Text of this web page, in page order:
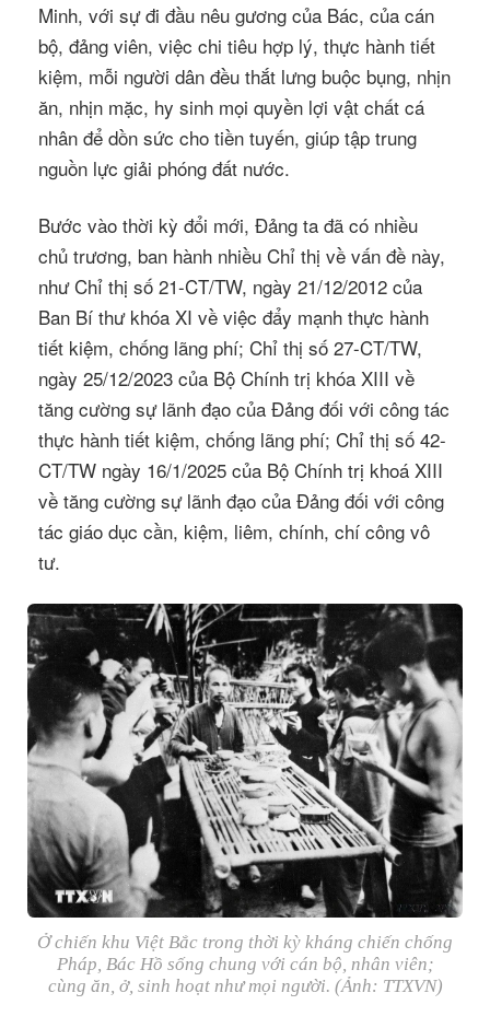
Minh, với sự đi đầu nêu gương của Bác, của cán
bộ, đảng viên, việc chi tiêu hợp lý, thực hành tiết
kiệm, mỗi người dân đều thắt lưng buộc bụng, nhịn
ăn, nhịn mặc, hy sinh mọi quyền lợi vật chất cá
nhân để dồn sức cho tiền tuyến, giúp tập trung
nguồn lực giải phóng đất nước.
Bước vào thời kỳ đổi mới, Đảng ta đã có nhiều
chủ trương, ban hành nhiều Chỉ thị về vấn đề này,
như Chỉ thị số 21-CT/TW, ngày 21/12/2012 của
Ban Bí thư khóa XI về việc đẩy mạnh thực hành
tiết kiệm, chống lãng phí; Chỉ thị số 27-CT/TW,
ngày 25/12/2023 của Bộ Chính trị khóa XIII về
tăng cường sự lãnh đạo của Đảng đối với công tác
thực hành tiết kiệm, chống lãng phí; Chỉ thị số 42-
CT/TW ngày 16/1/2025 của Bộ Chính trị khoá XIII
về tăng cường sự lãnh đạo của Đảng đối với công
tác giáo dục cần, kiệm, liêm, chính, chí công vô
tư.
Ở chiến khu Việt Bắc trong thời kỳ kháng chiến chống
Pháp, Bác Hồ sống chung với cán bộ, nhân viên;
cùng ăn, ở, sinh hoạt như mọi người. (Ảnh: TTXVN)